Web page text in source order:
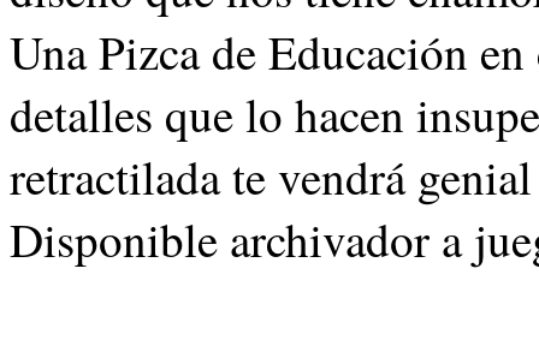
Una Pizca de Educación
detalles que lo hacen
retractilada te vendrá
Disponible archivador a